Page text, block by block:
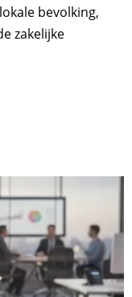
bevolking,
zakelijke